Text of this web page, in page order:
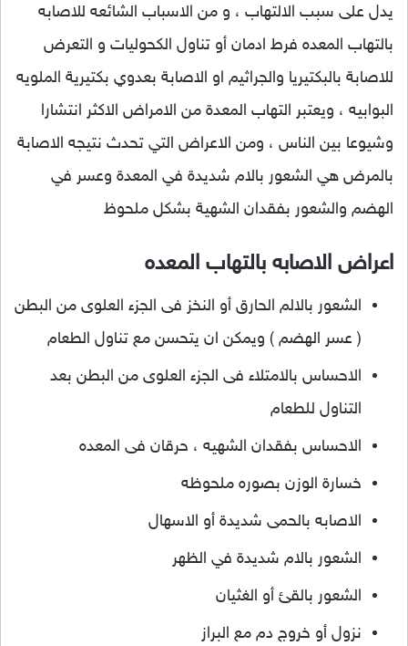
يدل على سبب الالتهاب ، و من الاسباب الشائعه للاصابه
بالتهاب المعده فرط ادمان أو تناول الكحوليات و التعرض
للاصابة بالبكتيريا والجراثيم او الاصابة بعدوي بكتيرية الملويه
البوابيه ، ويعتبر التهاب المعدة من الامراض الاكثر انتشارا
وشيوعا بين الناس ، ومن الاعراض التي تحدث نتيجه الاصابة
بالمرض هي الشعور بالام شديدة في المعدة وعسر في
الهضم والشعور بفقدان الشهية بشكل ملحوظ
اعراض الاصابه بالتهاب المعده
الشعور بالالم الحارق أو النخز فى الجزء العلوى من البطن
( عسر الهضم ) ويمكن ان يتحسن مع تناول الطعام
الاحساس بالامتلاء فى الجزء العلوى من البطن بعد
التناول للطعام
الاحساس بفقدان الشهيه ، حرقان فى المعده
خسارة الوزن بصوره ملحوظه
الاصابه بالحمى شديدة أو الاسهال
الشعور بالام شديدة في الظهر
الشعور بالقئ أو الغثيان
نزول أو خروج دم مع البراز